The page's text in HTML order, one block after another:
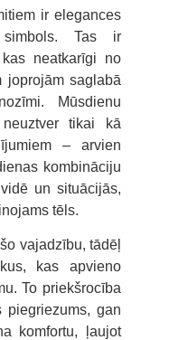
ir elegances
simbols. Tas ir
neatkarīgi no
joprojām saglabā
Mūsdienu
tikai kā
– arvien
kombināciju
un situācijās,
tēls.
vajadzību, tādēļ
kas apvieno
To priekšrocība
piegriezums, gan
komfortu, ļaujot